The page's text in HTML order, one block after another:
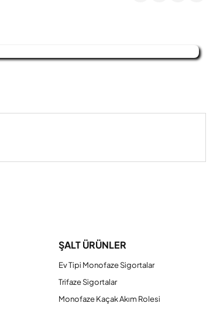
ŞALT ÜRÜNLER
Ev Tipi Monofaze Sigortalar
Trifaze Sigortalar
Monofaze Kaçak Akım Rolesi